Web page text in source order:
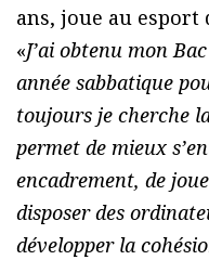
ans, joue au esport
«J’ai obtenu mon
année sabbatique
toujours je cherche
permet de mieux
encadrement, de
disposer des
développer la